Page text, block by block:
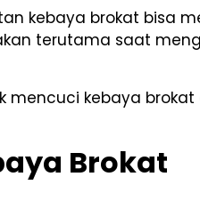
kebaya brokat bisa
terutama saat
mencuci kebaya
Brokat